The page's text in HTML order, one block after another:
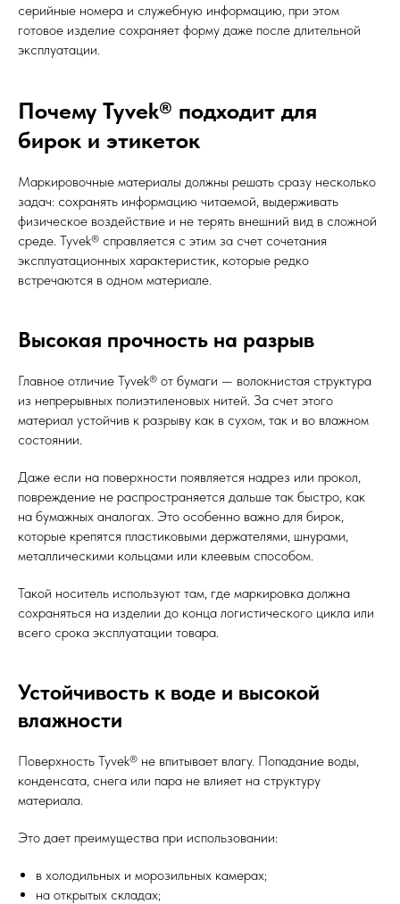
серийные номера и служебную информацию, при этом
готовое изделие сохраняет форму даже после длительной
эксплуатации.
Почему Tyvek® подходит для
бирок и этикеток
Маркировочные материалы должны решать сразу несколько
задач: сохранять информацию читаемой, выдерживать
физическое воздействие и не терять внешний вид в сложной
среде. Tyvek® справляется с этим за счет сочетания
эксплуатационных характеристик, которые редко
встречаются в одном материале.
Высокая прочность на разрыв
Главное отличие Tyvek® от бумаги — волокнистая структура
из непрерывных полиэтиленовых нитей. За счет этого
материал устойчив к разрыву как в сухом, так и во влажном
состоянии.
Даже если на поверхности появляется надрез или прокол,
повреждение не распространяется дальше так быстро, как
на бумажных аналогах. Это особенно важно для бирок,
которые крепятся пластиковыми держателями, шнурами,
металлическими кольцами или клеевым способом.
Такой носитель используют там, где маркировка должна
сохраняться на изделии до конца логистического цикла или
всего срока эксплуатации товара.
Устойчивость к воде и высокой
влажности
Поверхность Tyvek® не впитывает влагу. Попадание воды,
конденсата, снега или пара не влияет на структуру
материала.
Это дает преимущества при использовании:
в холодильных и морозильных камерах;
на открытых складах;